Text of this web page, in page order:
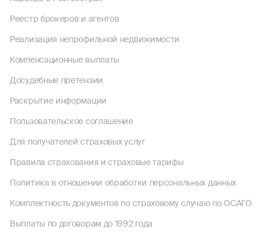
Реестр брокеров и агентов
Реализация непрофильной недвижимости
Компенсационные выплаты
Досудебные претензии
Раскрытие информации
Пользовательское соглашение
Для получателей страховых услуг
Правила страхования и страховые тарифы
Политика в отношении обработки персональных данных
Комплектность документов по страховому случаю по ОСАГО
Выплаты по договорам до 1992 года